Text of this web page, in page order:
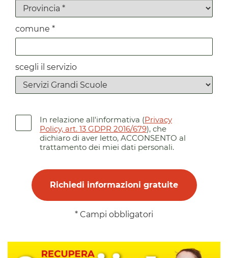
comune *
scegli il servizio
In relazione all'informativa (Privacy
Policy, art. 13 GDPR 2016/679), che
dichiaro di aver letto, ACCONSENTO al
trattamento dei miei dati personali.
* Campi obbligatori